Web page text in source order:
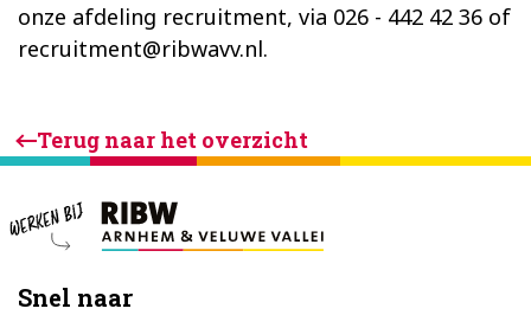
onze afdeling recruitment, via 026 - 442 42 36 of
recruitment@ribwavv.nl.
Terug naar het overzicht
Snel naar